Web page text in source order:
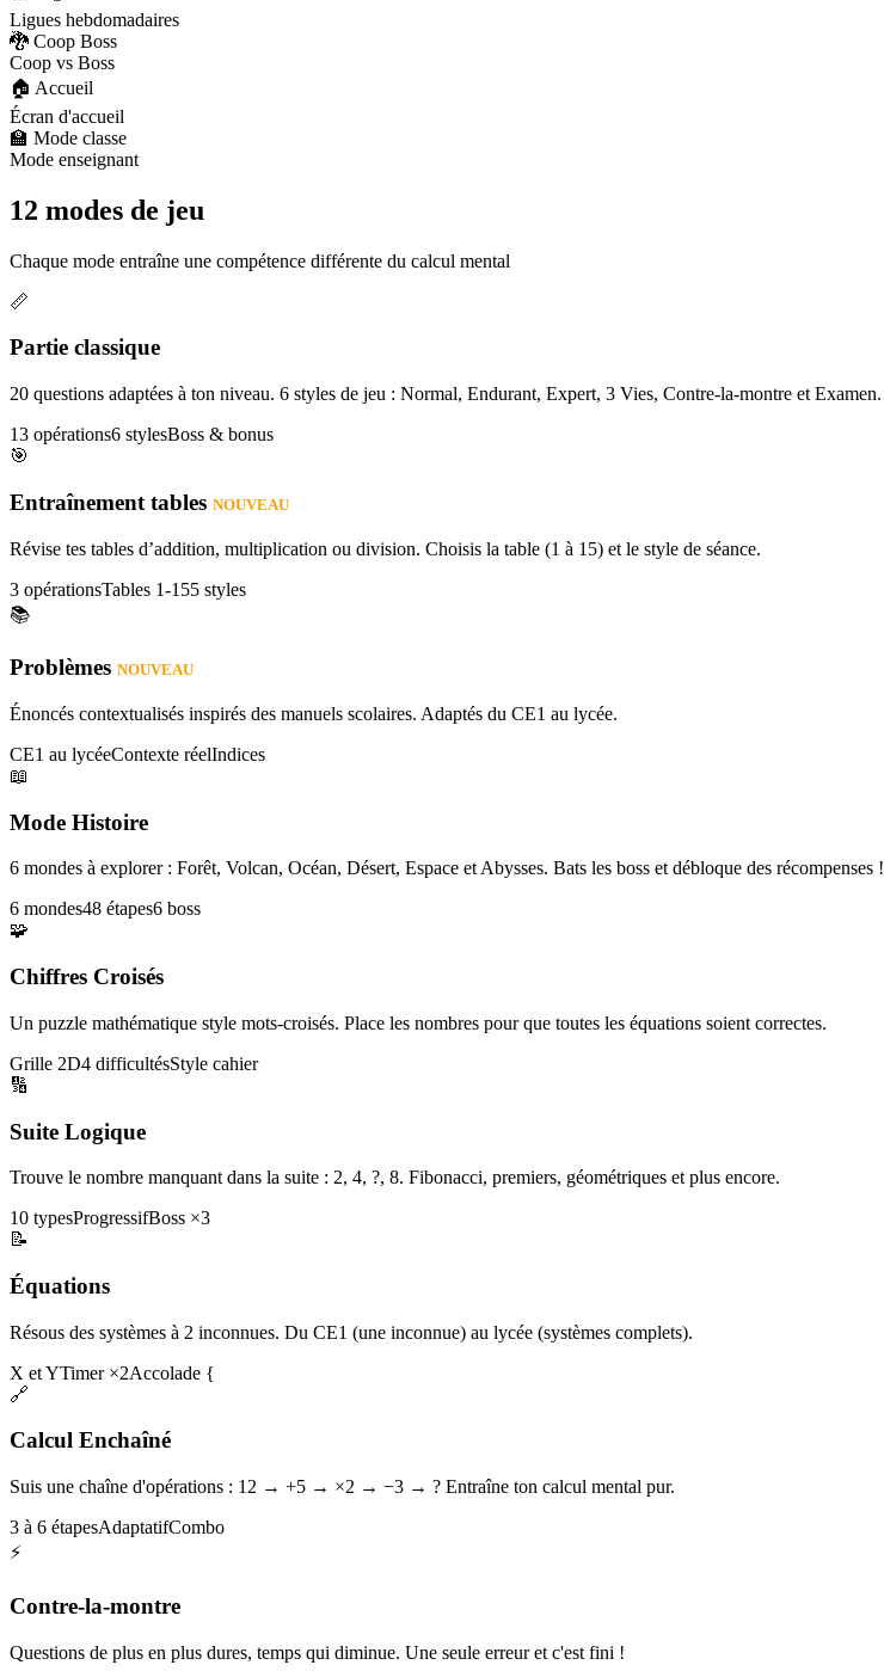
Ligues hebdomadaires
🐉 Coop Boss
Coop vs Boss
🏠 Accueil
Écran d'accueil
🏫 Mode classe
Mode enseignant
12 modes de jeu
Chaque mode entraîne une compétence différente du calcul mental
📏
Partie classique
20 questions adaptées à ton niveau. 6 styles de jeu : Normal, Endurant, Expert, 3 Vies, Contre-la-montre et Examen.
13 opérations6 stylesBoss & bonus
🎯
Entraînement tables NOUVEAU
Révise tes tables d’addition, multiplication ou division. Choisis la table (1 à 15) et le style de séance.
3 opérationsTables 1-155 styles
📚
Problèmes NOUVEAU
Énoncés contextualisés inspirés des manuels scolaires. Adaptés du CE1 au lycée.
CE1 au lycéeContexte réelIndices
📖
Mode Histoire
6 mondes à explorer : Forêt, Volcan, Océan, Désert, Espace et Abysses. Bats les boss et débloque des récompenses !
6 mondes48 étapes6 boss
🧩
Chiffres Croisés
Un puzzle mathématique style mots-croisés. Place les nombres pour que toutes les équations soient correctes.
Grille 2D4 difficultésStyle cahier
🔢
Suite Logique
Trouve le nombre manquant dans la suite : 2, 4, ?, 8. Fibonacci, premiers, géométriques et plus encore.
10 typesProgressifBoss ×3
📝
Équations
Résous des systèmes à 2 inconnues. Du CE1 (une inconnue) au lycée (systèmes complets).
X et YTimer ×2Accolade {
🔗
Calcul Enchaîné
Suis une chaîne d'opérations : 12 → +5 → ×2 → −3 → ? Entraîne ton calcul mental pur.
3 à 6 étapesAdaptatifCombo
⚡
Contre-la-montre
Questions de plus en plus dures, temps qui diminue. Une seule erreur et c'est fini !